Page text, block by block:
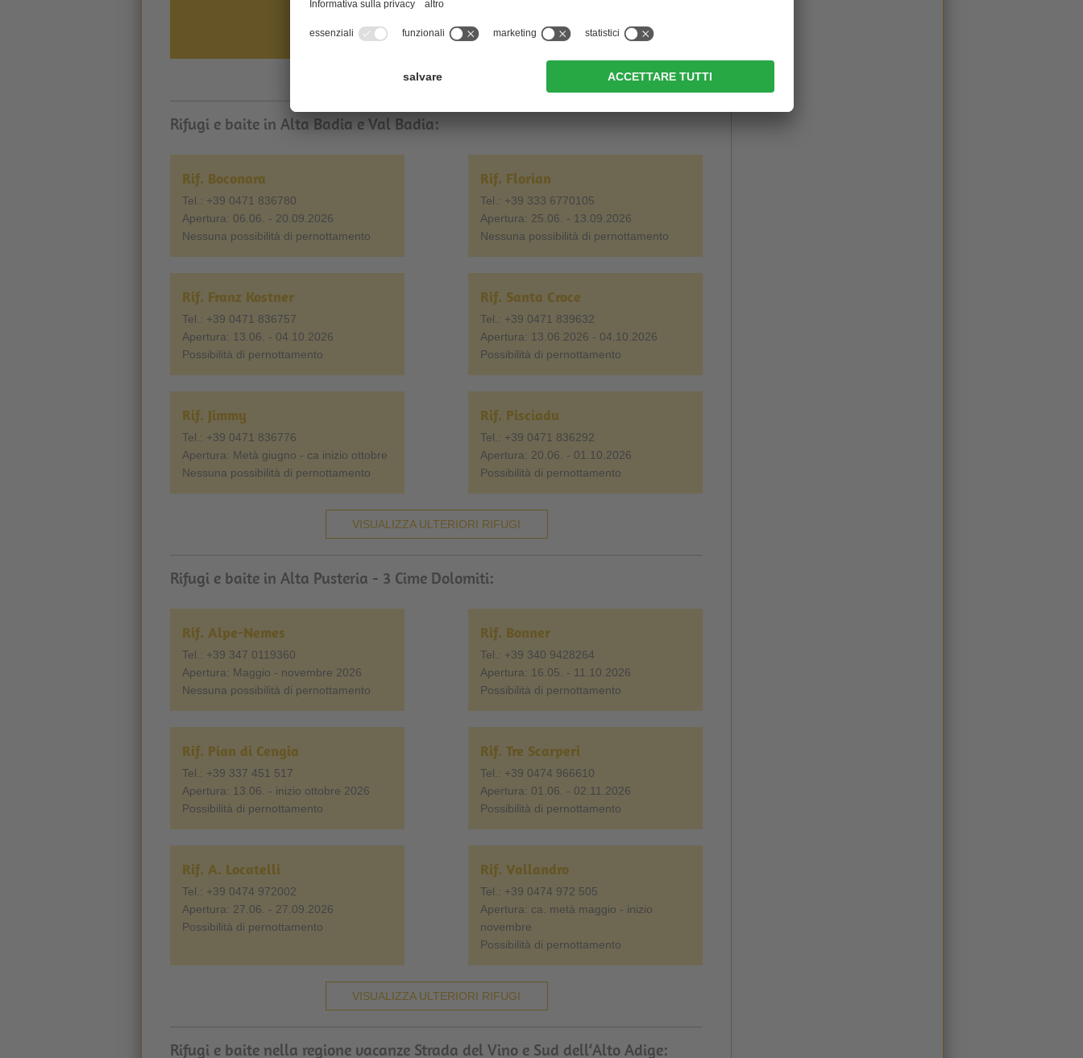
Hotel in Alto Adige
Appartamenti in Alto Adige
Rifugi e baite in Alta Badia e Val Badia:
Rif. Boconara
Tel.: +39 0471 836780
Apertura: 06.06. - 20.09.2026
Nessuna possibilità di pernottamento
Rif. Florian
Tel.: +39 333 6770105
Apertura: 25.06. - 13.09.2026
Nessuna possibilità di pernottamento
Rif. Franz Kostner
Tel.: +39 0471 836757
Apertura: 13.06. - 04.10.2026
Possibilità di pernottamento
Rif. Santa Croce
Tel.: +39 0471 839632
Apertura: 13.06.2026 - 04.10.2026
Possibilità di pernottamento
Rif. Jimmy
Tel.: +39 0471 836776
Apertura: Metà giugno - ca inizio ottobre
Nessuna possibilità di pernottamento
Rif. Pisciadu
Tel.: +39 0471 836292
Apertura: 20.06. - 01.10.2026
Possibilità di pernottamento
VISUALIZZA ULTERIORI RIFUGI
Rifugi e baite in Alta Pusteria - 3 Cime Dolomiti:
Rif. Alpe-Nemes
Tel.: +39 347 0119360
Apertura: Maggio - novembre 2026
Nessuna possibilità di pernottamento
Rif. Bonner
Tel.: +39 340 9428264
Apertura: 16.05. - 11.10.2026
Possibilità di pernottamento
Rif. Pian di Cengia
Tel.: +39 337 451 517
Apertura: 13.06. - inizio ottobre 2026
Possibilità di pernottamento
Rif. Tre Scarperi
Tel.: +39 0474 966610
Apertura: 01.06. - 02.11.2026
Possibilità di pernottamento
Rif. A. Locatelli
Tel.: +39 0474 972002
Apertura: 27.06. - 27.09.2026
Possibilità di pernottamento
Rif. Vallandro
Tel.: +39 0474 972 505
Apertura: ca. metà maggio - inizio
novembre
Possibilità di pernottamento
VISUALIZZA ULTERIORI RIFUGI
Rifugi e baite nella regione vacanze Strada del Vino e Sud dell‘Alto Adige: